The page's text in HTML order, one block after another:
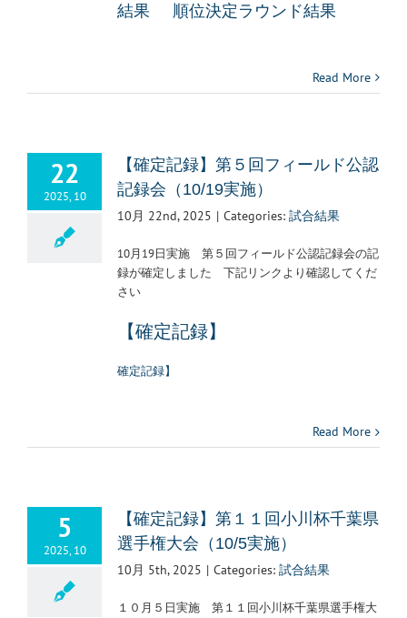
結果
順位決定ラウンド結果
Read More
22
2025, 10
【確定記録】第５回フィールド公認
記録会（10/19実施）
10月 22nd, 2025 | Categories: 試合結果
10月19日実施 第５回フィールド公認記録会の記
録が確定しました 下記リンクより確認してくだ
さい
【確定記録】
確定記録】
Read More
5
2025, 10
【確定記録】第１１回小川杯千葉県
選手権大会（10/5実施）
10月 5th, 2025 | Categories: 試合結果
１０月５日実施 第１１回小川杯千葉県選手権大